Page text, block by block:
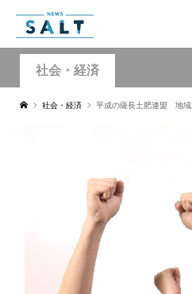
社会・経済
社会・経済 平成の薩長土肥連盟 地域